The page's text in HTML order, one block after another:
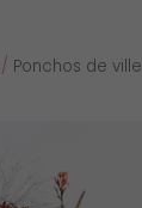
/ Ponchos de ville